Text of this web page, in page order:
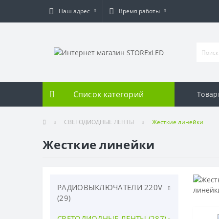
Наш адрес Время работы
Список категорий
СВЕТОДИОДНЫЕ ЛЕНТЫ Жесткие линейки
Жесткие линейки
РАДИОВЫКЛЮЧАТЕЛИ 220V
(29)